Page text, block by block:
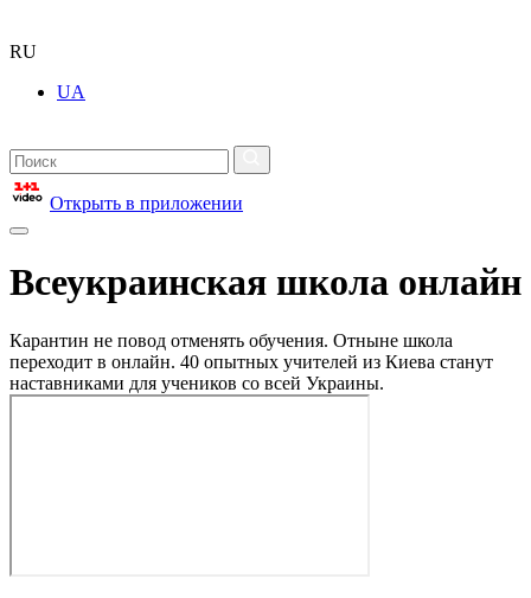
RU
UA
Открыть в приложении
Всеукраинская школа онлайн
Карантин не повод отменять обучения. Отныне школа
переходит в онлайн. 40 опытных учителей из Киева станут
наставниками для учеников со всей Украины.